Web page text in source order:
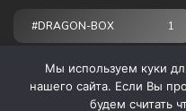
#DRAGON-BOX 1
© 2026 ПРОГРЕСС -
Мы используем куки
нашего сайта. Если Вы
будем считать